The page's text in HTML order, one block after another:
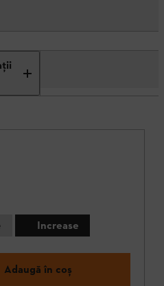
Increase
Adaugă în coș